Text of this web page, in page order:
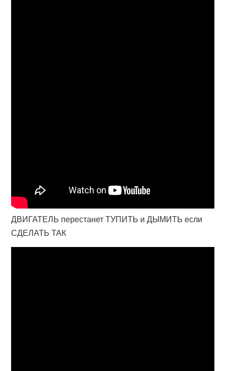
ДВИГАТЕЛЬ перестанет ТУПИТЬ и ДЫМИТЬ если
СДЕЛАТЬ ТАК